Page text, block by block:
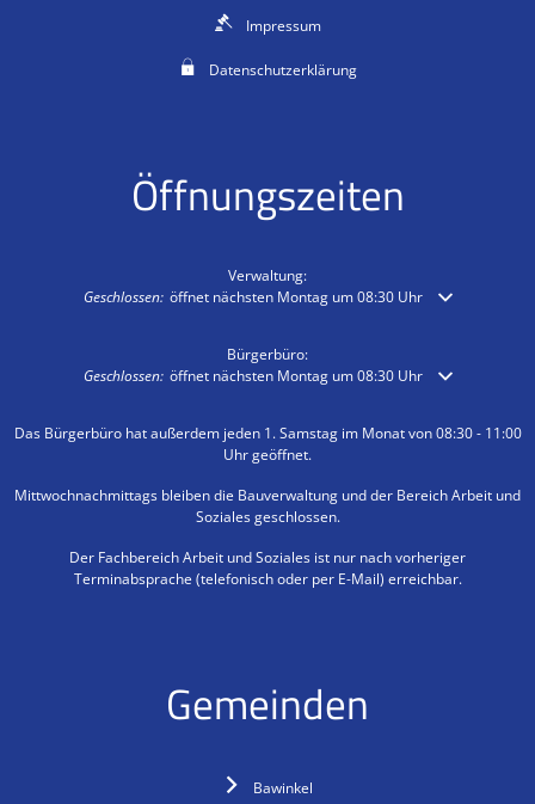
Impressum
Datenschutzerklärung
Öffnungszeiten
Verwaltung:
Klicken, um weitere Öffnungs- oder Schließzeiten auszublenden
Geschlossen: öffnet nächsten Montag um 08:30 Uhr
Bürgerbüro:
Klicken, um weitere Öffnungs- oder Schließzeiten auszublenden
Geschlossen: öffnet nächsten Montag um 08:30 Uhr
Das Bürgerbüro hat außerdem jeden 1. Samstag im Monat von 08:30 - 11:00
Uhr geöffnet.
Mittwochnachmittags bleiben die Bauverwaltung und der Bereich Arbeit und
Soziales geschlossen.
Der Fachbereich Arbeit und Soziales ist nur nach vorheriger
Terminabsprache (telefonisch oder per E-Mail) erreichbar.
Gemeinden
Bawinkel